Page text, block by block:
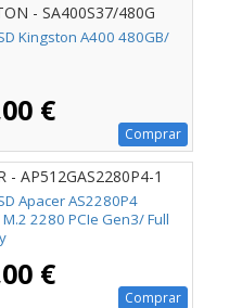
- SA400S37/480G
Kingston A400 480GB/
€
Comprar
- AP512GAS2280P4-1
Apacer AS2280P4
2280 PCIe Gen3/ Full
€
Comprar